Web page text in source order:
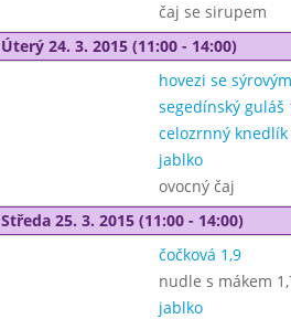
čaj se sirupem
Úterý 24. 3. 2015 (11:00 - 14:00)
hovezi se
segedínský guláš
celozrnný knedlík
jablko
ovocný čaj
Středa 25. 3. 2015 (11:00 - 14:00)
čočková 1,9
nudle s mákem
jablko